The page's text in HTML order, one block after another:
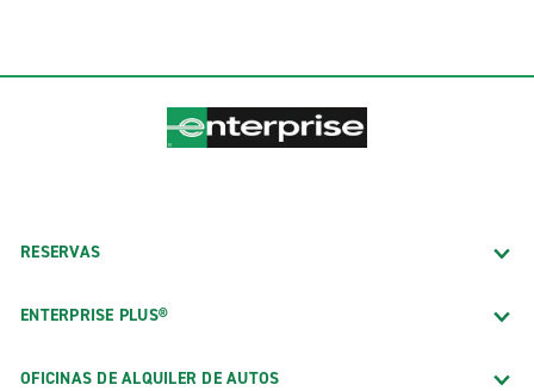
RESERVAS
ENTERPRISE PLUS®
OFICINAS DE ALQUILER DE AUTOS